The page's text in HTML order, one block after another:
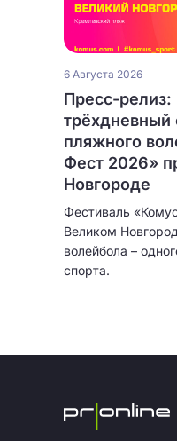
6 Августа 2026
Пресс-
трёхдневный
пляжного
Фест 2026»
Новгороде
Фестиваль
Великом
волейбола –
спорта.